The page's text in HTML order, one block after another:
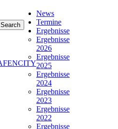
Search
News
Termine
Ergebnisse
Ergebnisse
2026
Ergebnisse
2025
Ergebnisse
2024
Ergebnisse
2023
Ergebnisse
2022
Ergebnisse